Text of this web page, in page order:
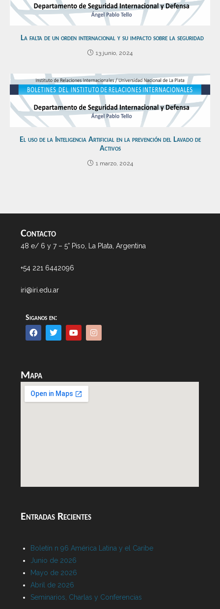
La falta de un orden internacional y su impacto sobre la seguridad
13 junio, 2024
El uso de la Inteligencia Artificial en la prevención del Lavado de
Activos
1 marzo, 2024
Contacto
48 e/ 6 y 7 – 5° Piso, La Plata, Argentina
+54 221 6442096
iri@iri.edu.ar
Siganos en:
Mapa
Entradas Recientes
Boletín n 96 América Latina y el Caribe
Junio de 2026
Mayo de 2026
Abril de 2026
Seminarios, Charlas y Conferencias